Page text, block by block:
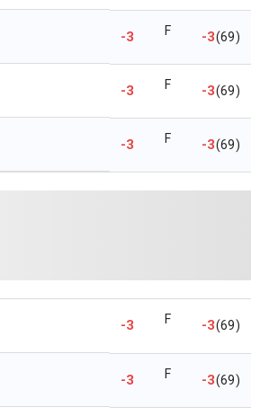
-3 F -3(69)
-3 F -3(69)
-3 F -3(69)
-3 F -3(69)
-3 F -3(69)